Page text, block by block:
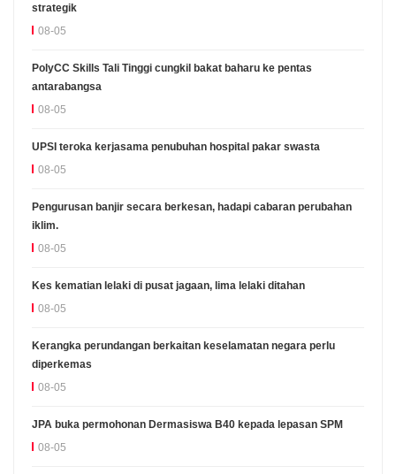
strategik
08-05
PolyCC Skills Tali Tinggi cungkil bakat baharu ke pentas
antarabangsa
08-05
UPSI teroka kerjasama penubuhan hospital pakar swasta
08-05
Pengurusan banjir secara berkesan, hadapi cabaran perubahan
iklim.
08-05
Kes kematian lelaki di pusat jagaan, lima lelaki ditahan
08-05
Kerangka perundangan berkaitan keselamatan negara perlu
diperkemas
08-05
JPA buka permohonan Dermasiswa B40 kepada lepasan SPM
08-05